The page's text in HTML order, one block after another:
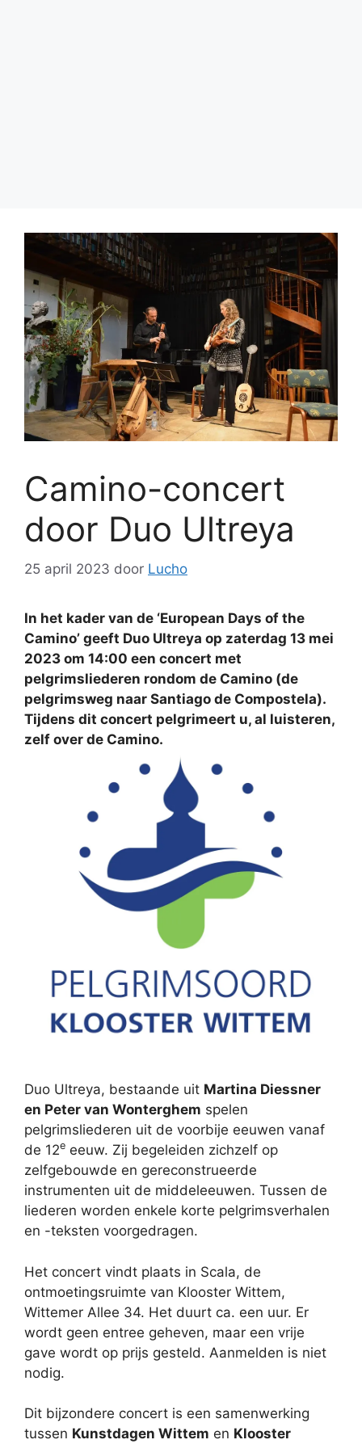
Camino-concert
door Duo Ultreya
25 april 2023 door Lucho
In het kader van de ‘European Days of the
Camino’ geeft Duo Ultreya op zaterdag 13 mei
2023 om 14:00 een concert met
pelgrimsliederen rondom de Camino (de
pelgrimsweg naar Santiago de Compostela).
Tijdens dit concert pelgrimeert u, al luisteren,
zelf over de Camino.
Duo Ultreya, bestaande uit Martina Diessner
en Peter van Wonterghem spelen
pelgrimsliederen uit de voorbije eeuwen vanaf
de 12e eeuw. Zij begeleiden zichzelf op
zelfgebouwde en gereconstrueerde
instrumenten uit de middeleeuwen. Tussen de
liederen worden enkele korte pelgrimsverhalen
en -teksten voorgedragen.
Het concert vindt plaats in Scala, de
ontmoetingsruimte van Klooster Wittem,
Wittemer Allee 34. Het duurt ca. een uur. Er
wordt geen entree geheven, maar een vrije
gave wordt op prijs gesteld. Aanmelden is niet
nodig.
Dit bijzondere concert is een samenwerking
tussen Kunstdagen Wittem en Klooster